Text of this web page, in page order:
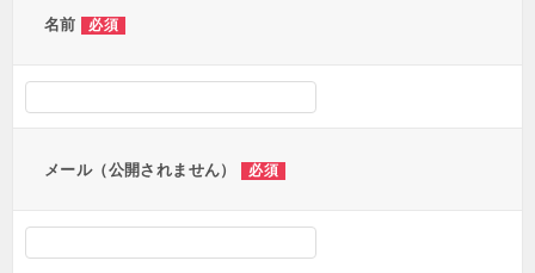
名前 必須
メール（公開されません） 必須